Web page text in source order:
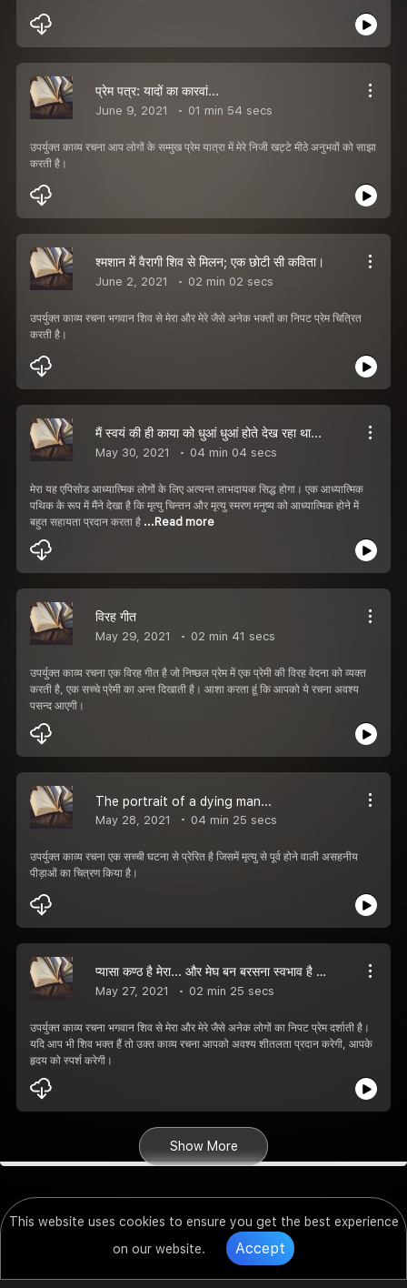
This website uses cookies to ensure you get the best experience
on our website.
Accept
प्रेम पत्र: यादों का कारवां...
June 9, 2021 01 min 54 secs
उपर्युक्त काव्य रचना आप लोगों के सम्मुख प्रेम यात्रा में मेरे निजी खट्टे मीठे अनुभवों को साझा
करती है।
श्मशान में वैरागी शिव से मिलन; एक छोटी सी कविता।
June 2, 2021 02 min 02 secs
उपर्युक्त काव्य रचना भगवान शिव से मेरा और मेरे जैसे अनेक भक्तों का निपट प्रेम चित्रित
करती है।
मैं स्वयं की ही काया को धुआं धुआं होते देख रहा था...
May 30, 2021 04 min 04 secs
मेरा यह एपिसोड आध्यात्मिक लोगों के लिए अत्यन्त लाभदायक सिद्ध होगा। एक आध्यात्मिक
पथिक के रूप में मैंने देखा है कि मृत्यु चिन्तन और मृत्यु स्मरण मनुष्य को आध्यात्मिक होने में
बहुत सहायता प्रदान करता है ...Read more
विरह गीत
May 29, 2021 02 min 41 secs
उपर्युक्त काव्य रचना एक विरह गीत है जो निष्छल प्रेम में एक प्रेमी की विरह वेदना को व्यक्त
करती है, एक सच्चे प्रेमी का अन्त दिखाती है। आशा करता हूं कि आपको ये रचना अवश्य
पसन्द आएगी।
The portrait of a dying man...
May 28, 2021 04 min 25 secs
उपर्युक्त काव्य रचना एक सच्ची घटना से प्रेरित है जिसमें मृत्यु से पूर्व होने वाली असहनीय
पीड़ाओं का चित्रण किया है।
प्यासा कण्ठ है मेरा... और मेघ बन बरसना स्वभाव है तेरा।
May 27, 2021 02 min 25 secs
उपर्युक्त काव्य रचना भगवान शिव से मेरा और मेरे जैसे अनेक लोगों का निपट प्रेम दर्शाती है।
यदि आप भी शिव भक्त हैं तो उक्त काव्य रचना आपको अवश्य शीतलता प्रदान करेगी, आपके
हृदय को स्पर्श करेगी।
Show More